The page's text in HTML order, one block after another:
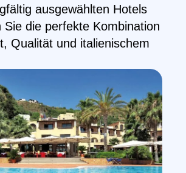
ausgewählten Hotels
Sie die perfekte Kombination
Qualität und italienischem